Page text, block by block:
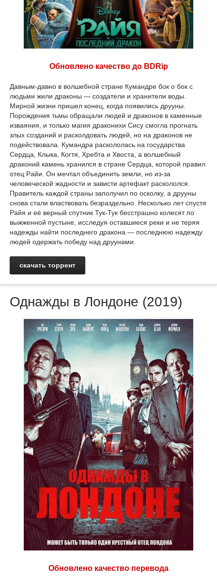
Обновлено качество до BDRip
Давным-давно в волшебной стране Кумандре бок о бок с
людьми жили драконы — создатели и хранители воды.
Мирной жизни пришел конец, когда появились друуны.
Порождения тьмы обращали людей и драконов в каменные
изваяния, и только магия драконихи Сису смогла прогнать
злых созданий и расколдовать людей, но на драконов не
подействовала. Кумандра раскололась на государства
Сердца, Клыка, Когтя, Хребта и Хвоста, а волшебный
драконий камень хранился в стране Сердца, которой правил
отец Райи. Он мечтал объединить земли, но из-за
человеческой жадности и зависти артефакт раскололся.
Правитель каждой страны заполучил по осколку, а друуны
снова стали властвовать безраздельно. Несколько лет спустя
Райя и её верный спутник Тук-Тук бесстрашно колесят по
выжженной пустыне, исследуя оставшиеся реки и не теряя
надежды найти последнего дракона — последнюю надежду
людей одержать победу над друунами.
скачать торрент
Однажды в Лондоне (2019)
Обновлено качество перевода